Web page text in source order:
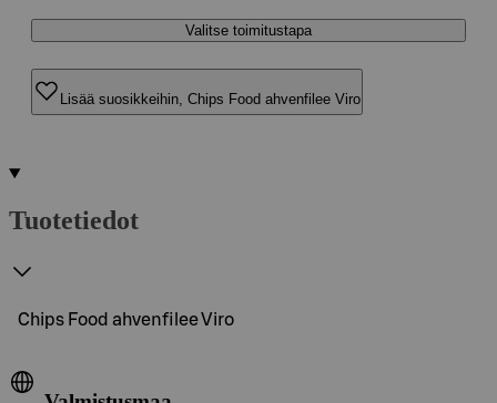
Valitse toimitustapa
Lisää suosikkeihin, Chips Food ahvenfilee Viro
Tuotetiedot
Chips Food ahvenfilee Viro